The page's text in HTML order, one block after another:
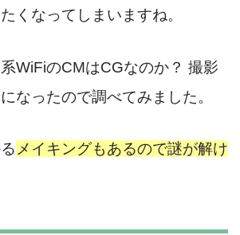
くなってしまいますね。
WiFiのCMはCGなのか？ 撮影
なったので調べてみました。
メイキングもあるので謎が解け